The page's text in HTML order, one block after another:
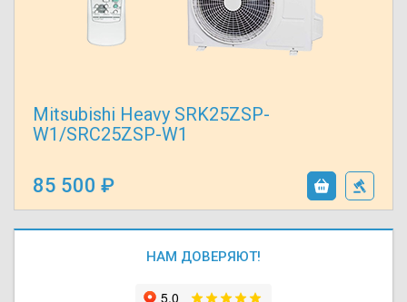
Mitsubishi Heavy SRK25ZSP-
W1/SRC25ZSP-W1
85 500
НАМ ДОВЕРЯЮТ!